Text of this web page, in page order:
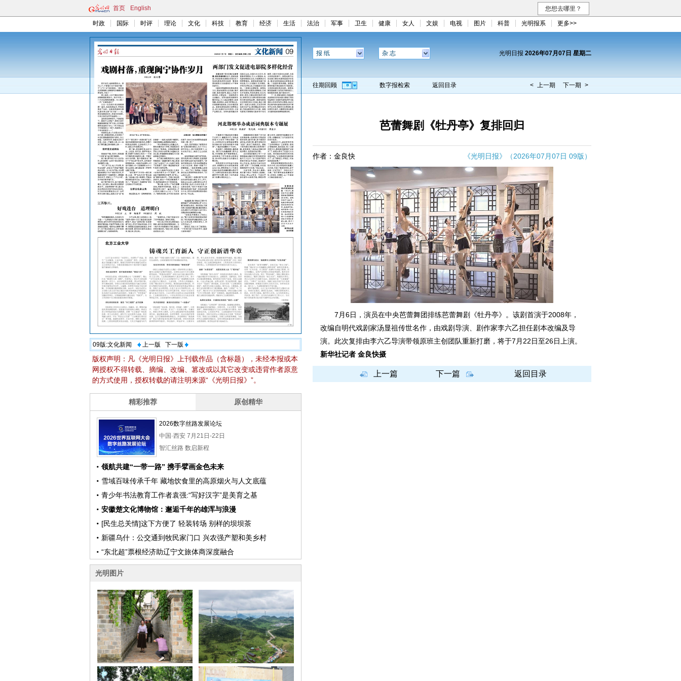
首页 English 您想去哪里？
时政 国际 时评 理论 文化 科技 教育 经济 生活 法治 军事 卫生 健康 女人 文娱 电视 图片 科普 光明报系 更多>>
09版:文化新闻 上一版 下一版
版权声明：凡《光明日报》上刊载作品（含标题），未经本报或本
网授权不得转载、摘编、改编、篡改或以其它改变或违背作者原意
的方式使用，授权转载的请注明来源“《光明日报》”。
报 纸 杂 志 光明日报 2026年07月07日 星期二
往期回顾 数字报检索 返回目录 < 上一期 下一期 >
芭蕾舞剧《牡丹亭》复排回归
作者：金良快 《光明日报》（2026年07月07日 09版）
7月6日，演员在中央芭蕾舞团排练芭蕾舞剧《牡丹亭》。该剧首演于2008年，
改编自明代戏剧家汤显祖传世名作，由戏剧导演、剧作家李六乙担任剧本改编及导
演。此次复排由李六乙导演带领原班主创团队重新打磨，将于7月22日至26日上演。
新华社记者 金良快摄
上一篇 下一篇 返回目录